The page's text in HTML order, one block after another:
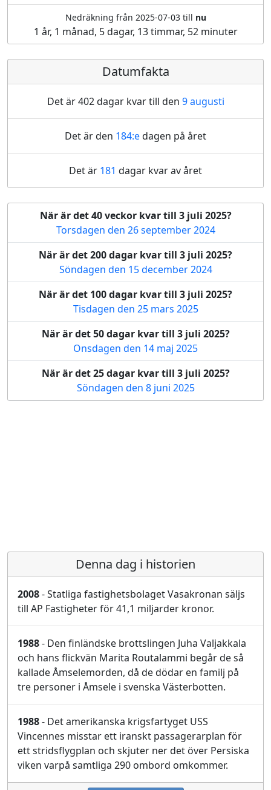
Nedräkning från 2025-07-03 till nu
1 år, 1 månad, 5 dagar, 13 timmar, 52 minuter
Datumfakta
Det är 402 dagar kvar till den 9 augusti
Det är den 184:edagen på året
Det är 181 dagar kvar av året
När är det 40 veckor kvar till 3 juli 2025?
Torsdagen den 26 september 2024
När är det 200 dagar kvar till 3 juli 2025?
Söndagen den 15 december 2024
När är det 100 dagar kvar till 3 juli 2025?
Tisdagen den 25 mars 2025
När är det 50 dagar kvar till 3 juli 2025?
Onsdagen den 14 maj 2025
När är det 25 dagar kvar till 3 juli 2025?
Söndagen den 8 juni 2025
Denna dag i historien
2008- Statliga fastighetsbolaget Vasakronan säljs
till AP Fastigheter för 41,1 miljarder kronor.
1988- Den finländske brottslingen Juha Valjakkala
och hans flickvän Marita Routalammi begår de så
kallade Åmselemorden, då de dödar en familj på
tre personer i Åmsele i svenska Västerbotten.
1988- Det amerikanska krigsfartyget USS
Vincennes misstar ett iranskt passagerarplan för
ett stridsflygplan och skjuter ner det över Persiska
viken varpå samtliga 290 ombord omkommer.